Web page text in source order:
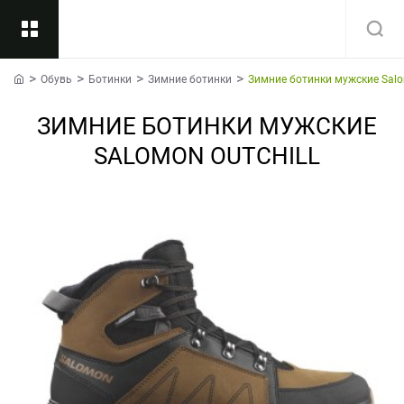
Назад
Подкатегории Все
ЗИМНИЕ БОТИНКИ МУЖСКИЕ
SALOMON OUTCHILL
Обувь Ботинки Зимние ботинки Зимние ботинки мужские